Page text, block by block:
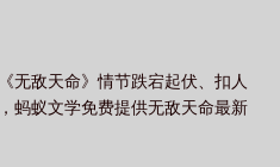
无敌天命》情节跌宕起伏、扣人
蚂蚁文学免费提供无敌天命最新